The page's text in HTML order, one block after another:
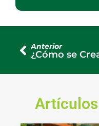
AntAnterior